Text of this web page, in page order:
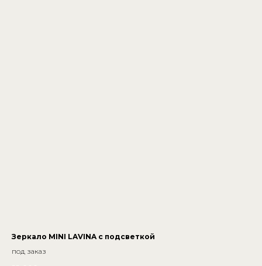
Зеркало MINI LAVINA с подсветкой
под заказ